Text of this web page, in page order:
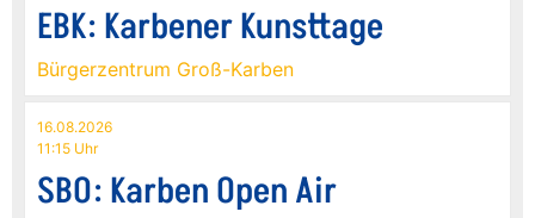
EBK: Karbener Kunsttage
Bürgerzentrum Groß-Karben
16.08.2026
11:15 Uhr
SBO: Karben Open Air